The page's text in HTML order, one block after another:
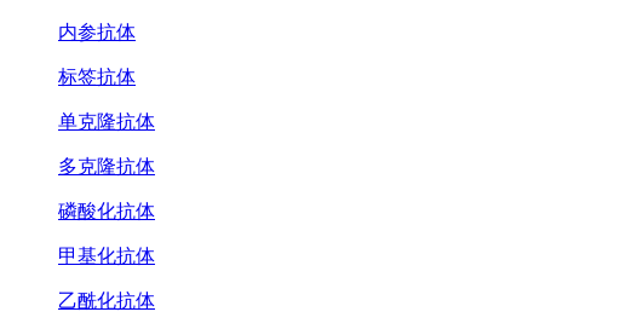
内参抗体
标签抗体
单克隆抗体
多克隆抗体
磷酸化抗体
甲基化抗体
乙酰化抗体